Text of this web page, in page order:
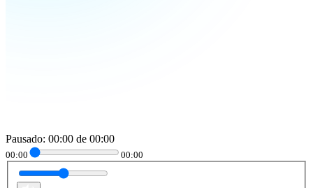
Pausado: 00:00 de 00:00
00:00 00:00